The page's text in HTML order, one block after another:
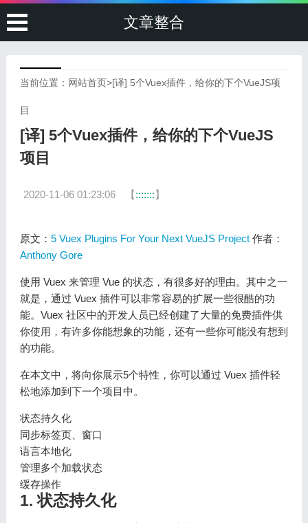
文章整合
当前位置： 网站首页>[译] 5个Vuex插件，给你的下个VueJS项
目
[译] 5个Vuex插件，给你的下个VueJS
项目
2020-11-06 01:23:06 【:::::::】
原文： 5 Vuex Plugins For Your Next VueJS Project作者：
Anthony Gore
使用 Vuex 来管理 Vue 的状态，有很多好的理由。其中之一
就是，通过 Vuex 插件可以非常容易的扩展一些很酷的功
能。Vuex 社区中的开发人员已经创建了大量的免费插件供
你使用，有许多你能想象的功能，还有一些你可能没有想到
的功能。
在本文中，将向你展示5个特性，你可以通过 Vuex 插件轻
松地添加到下一个项目中。
状态持久化
同步标签页、窗口
语言本地化
管理多个加载状态
缓存操作
1. 状态持久化